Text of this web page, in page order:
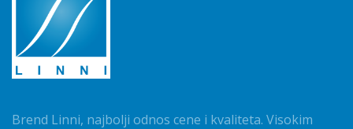
Brend Linni, najbolji odnos cene i kvaliteta. Visokim